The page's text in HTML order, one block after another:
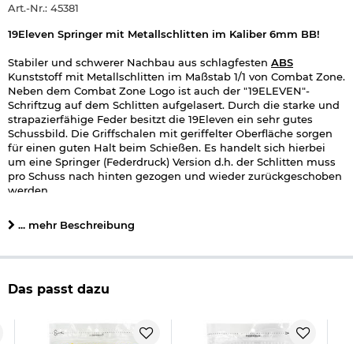
Art.-Nr.: 45381
19Eleven Springer mit Metallschlitten im Kaliber 6mm BB!
Stabiler und schwerer Nachbau aus schlagfesten ABS
Kunststoff mit Metallschlitten im Maßstab 1/1 von Combat Zone.
Neben dem Combat Zone Logo ist auch der "19ELEVEN"-
Schriftzug auf dem Schlitten aufgelasert. Durch die starke und
strapazierfähige Feder besitzt die 19Eleven ein sehr gutes
Schussbild. Die Griffschalen mit geriffelter Oberfläche sorgen
für einen guten Halt beim Schießen. Es handelt sich hierbei
um eine Springer (Federdruck) Version d.h. der Schlitten muss
pro Schuss nach hinten gezogen und wieder zurückgeschoben
werden.
Das 12 Schuss fassende Magazin kann zum Nachladen
herausgenommen werden.
Lieferumfang:
BB schwarz
Kleine Packung 6mm BB
... mehr Beschreibung
Das passt dazu